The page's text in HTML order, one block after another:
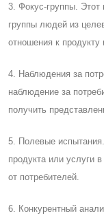
3. Фокус-группы. Этот
группы людей из
отношения к продукту
4. Наблюдения за
наблюдение за
получить
5. Полевые
продукта или услуги
от потребителей.
6. Конкурентный